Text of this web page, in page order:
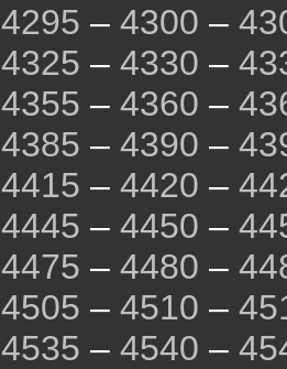
4295 – 4300 –
4325 – 4330 –
4355 – 4360 –
4385 – 4390 –
4415 – 4420 –
4445 – 4450 –
4475 – 4480 –
4505 – 4510 –
4535 – 4540 –